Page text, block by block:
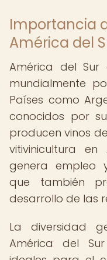
Importancia
América del
América del Sur
mundialmente
Países como
conocidos por
producen vinos
vitivinicultura
genera empleo
que también
desarrollo de las
La diversidad
América del